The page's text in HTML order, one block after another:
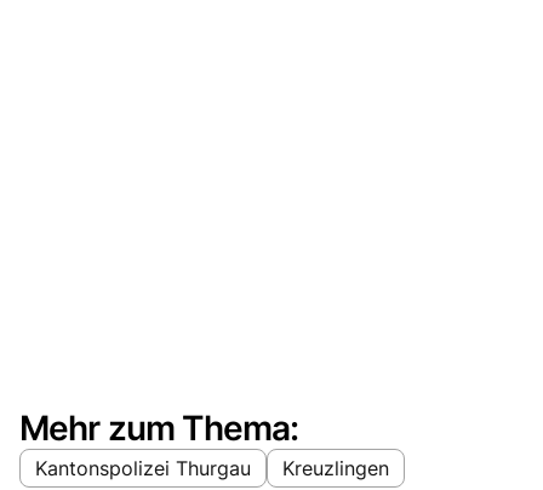
Mehr zum Thema:
Kantonspolizei Thurgau Kreuzlingen